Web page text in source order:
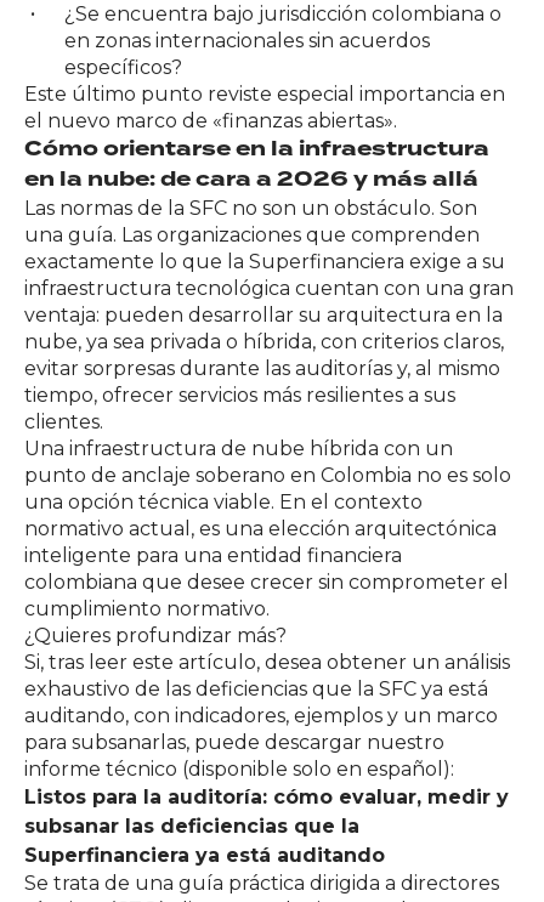
¿Se encuentra bajo jurisdicción colombiana o
en zonas internacionales sin acuerdos
específicos?
Este último punto reviste especial importancia en
el nuevo marco de «finanzas abiertas».
Cómo orientarse en la infraestructura
en la nube: de cara a 2026 y más allá
Las normas de la SFC no son un obstáculo. Son
una guía. Las organizaciones que comprenden
exactamente lo que la Superfinanciera exige a su
infraestructura tecnológica cuentan con una gran
ventaja: pueden desarrollar su arquitectura en la
nube, ya sea privada o híbrida, con criterios claros,
evitar sorpresas durante las auditorías y, al mismo
tiempo, ofrecer servicios más resilientes a sus
clientes.
Una infraestructura de nube híbrida con un
punto de anclaje soberano en Colombia no es solo
una opción técnica viable. En el contexto
normativo actual, es una elección arquitectónica
inteligente para una entidad financiera
colombiana que desee crecer sin comprometer el
cumplimiento normativo.
¿Quieres profundizar más?
Si, tras leer este artículo, desea obtener un análisis
exhaustivo de las deficiencias que la SFC ya está
auditando, con indicadores, ejemplos y un marco
para subsanarlas, puede descargar nuestro
informe técnico (disponible solo en español):
Listos para la auditoría: cómo evaluar, medir y
subsanar las deficiencias que la
Superfinanciera ya está auditando
Se trata de una guía práctica dirigida a directores